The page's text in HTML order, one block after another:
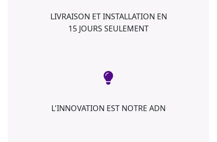
LIVRAISON ET INSTALLATION EN
15 JOURS SEULEMENT
L'INNOVATION EST NOTRE ADN